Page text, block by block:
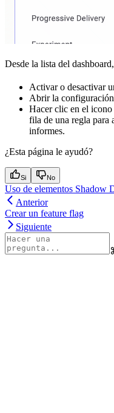
Desde la lista del
Activar o desactivar
Abrir la
Hacer clic en el
fila de una regla para
informes.
¿Esta página le ayudó?
Si No
Uso de elementos Shadow
Anterior
Crear un feature flag
Siguiente